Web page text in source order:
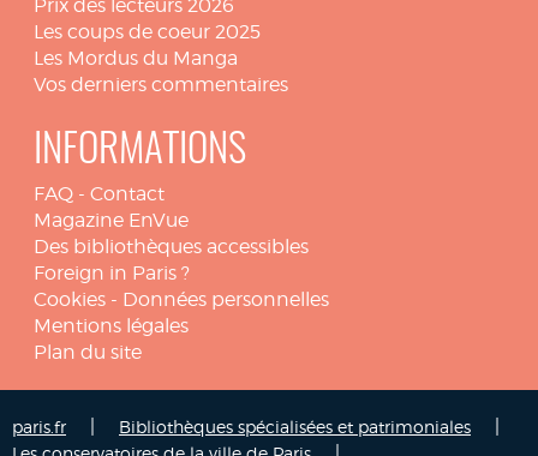
Prix des lecteurs 2026
Les coups de coeur 2025
Les Mordus du Manga
Vos derniers commentaires
INFORMATIONS
FAQ - Contact
Magazine EnVue
Des bibliothèques accessibles
Foreign in Paris ?
Cookies - Données personnelles
Mentions légales
Plan du site
paris.fr Bibliothèques spécialisées et patrimoniales